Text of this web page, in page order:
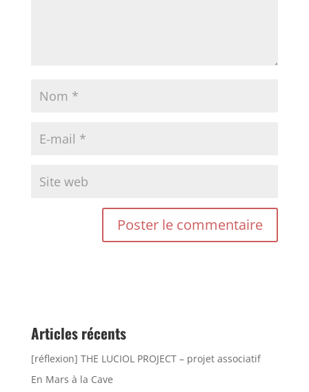
Articles récents
[réflexion] THE LUCIOL PROJECT – projet associatif
En Mars à la Cave